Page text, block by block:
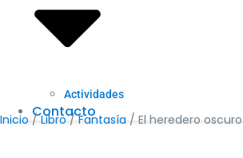
Actividades
Contacto
Inicio /Libro/Fantasía / El heredero oscuro